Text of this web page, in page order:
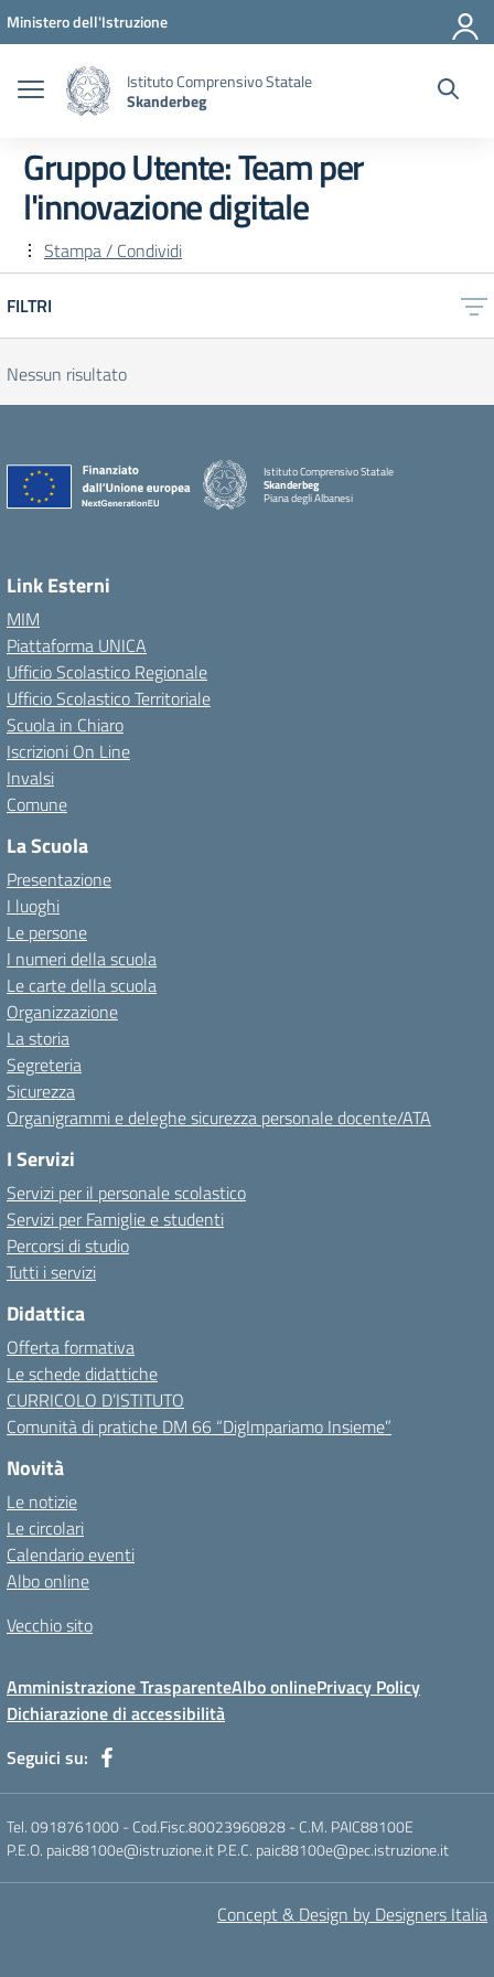
Vai ai contenuti
Vai al menu di navigazione
Vai al footer
Ministero dell'Istruzione
Istituto Comprensivo Statale
Skanderbeg
Gruppo Utente:Team per
l'innovazione digitale
Stampa / Condividi
FILTRI
Nessun risultato
Istituto Comprensivo Statale
Skanderbeg
Piana degli Albanesi
Link Esterni
MIM
Piattaforma UNICA
Ufficio Scolastico Regionale
Ufficio Scolastico Territoriale
Scuola in Chiaro
Iscrizioni On Line
Invalsi
Comune
La Scuola
Presentazione
I luoghi
Le persone
I numeri della scuola
Le carte della scuola
Organizzazione
La storia
Segreteria
Sicurezza
Organigrammi e deleghe sicurezza personale docente/ATA
I Servizi
Servizi per il personale scolastico
Servizi per Famiglie e studenti
Percorsi di studio
Tutti i servizi
Didattica
Offerta formativa
Le schede didattiche
CURRICOLO D’ISTITUTO
Comunità di pratiche DM 66 “DigImpariamo Insieme”
Novità
Le notizie
Le circolari
Calendario eventi
Albo online
Vecchio sito
Amministrazione TrasparenteAlbo onlinePrivacy Policy
Dichiarazione di accessibilità
Seguici su:
Tel. 0918761000 - Cod.Fisc.80023960828 - C.M. PAIC88100E
P.E.O. paic88100e@istruzione.it P.E.C. paic88100e@pec.istruzione.it
Concept & Design by Designers Italia